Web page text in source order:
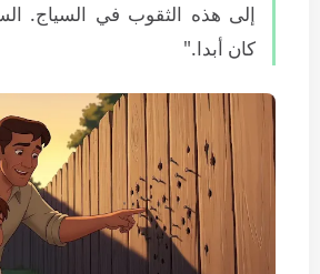
إلى هذه الثقوب في السياج.
كان أبدا."